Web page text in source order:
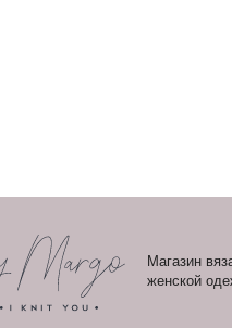
Магазин
женской